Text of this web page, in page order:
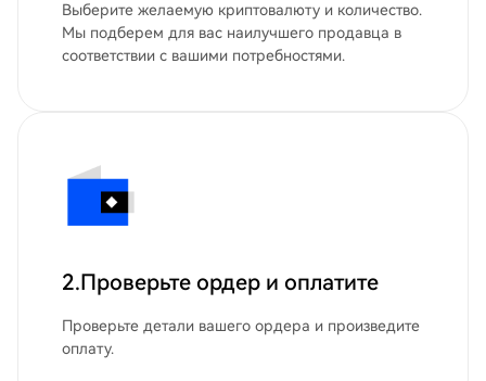
Выберите желаемую криптовалюту и количество.
Мы подберем для вас наилучшего продавца в
соответствии с вашими потребностями.
2.Проверьте ордер и оплатите
Проверьте детали вашего ордера и произведите
оплату.